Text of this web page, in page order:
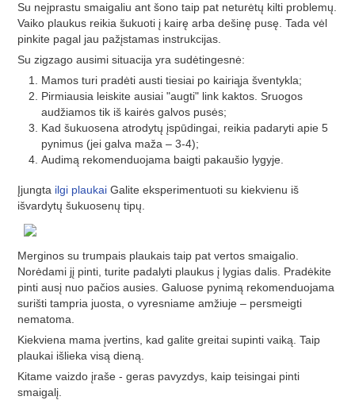
Su neįprastu smaigaliu ant šono taip pat neturėtų kilti problemų.
Vaiko plaukus reikia šukuoti į kairę arba dešinę pusę. Tada vėl
pinkite pagal jau pažįstamas instrukcijas.
Su zigzago ausimi situacija yra sudėtingesnė:
Mamos turi pradėti austi tiesiai po kairiąja šventykla;
Pirmiausia leiskite ausiai "augti" link kaktos. Sruogos
audžiamos tik iš kairės galvos pusės;
Kad šukuosena atrodytų įspūdingai, reikia padaryti apie 5
pynimus (jei galva maža – 3-4);
Audimą rekomenduojama baigti pakaušio lygyje.
Įjungta ilgi plaukai Galite eksperimentuoti su kiekvienu iš
išvardytų šukuosenų tipų.
Merginos su trumpais plaukais taip pat vertos smaigalio.
Norėdami jį pinti, turite padalyti plaukus į lygias dalis. Pradėkite
pinti ausį nuo pačios ausies. Galuose pynimą rekomenduojama
surišti tampria juosta, o vyresniame amžiuje – persmeigti
nematoma.
Kiekviena mama įvertins, kad galite greitai supinti vaiką. Taip
plaukai išlieka visą dieną.
Kitame vaizdo įraše - geras pavyzdys, kaip teisingai pinti
smaigalį.